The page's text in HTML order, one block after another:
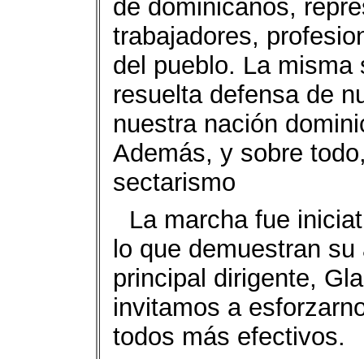
de dominicanos,
trabajadores,
del pueblo. La
resuelta defensa de
nuestra nación
Además, y sobre
sectarismo
La marcha fue
lo que demuestran
principal dirigente,
invitamos a
todos más efectivos.